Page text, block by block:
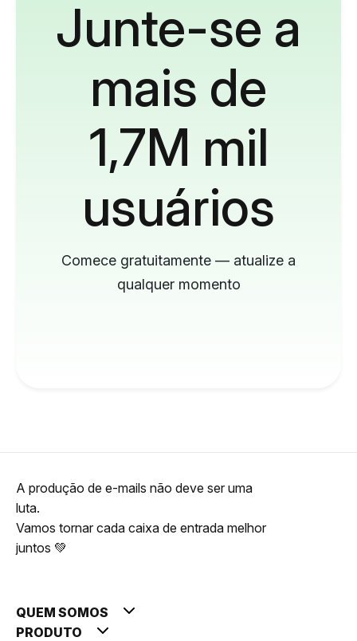
Junte-se a
mais de
1,7M mil
usuários
Comece gratuitamente — atualize a
qualquer momento
A produção de e-mails não deve ser uma
luta.
Vamos tornar cada caixa de entrada melhor
juntos 💚
QUEM SOMOS
PRODUTO